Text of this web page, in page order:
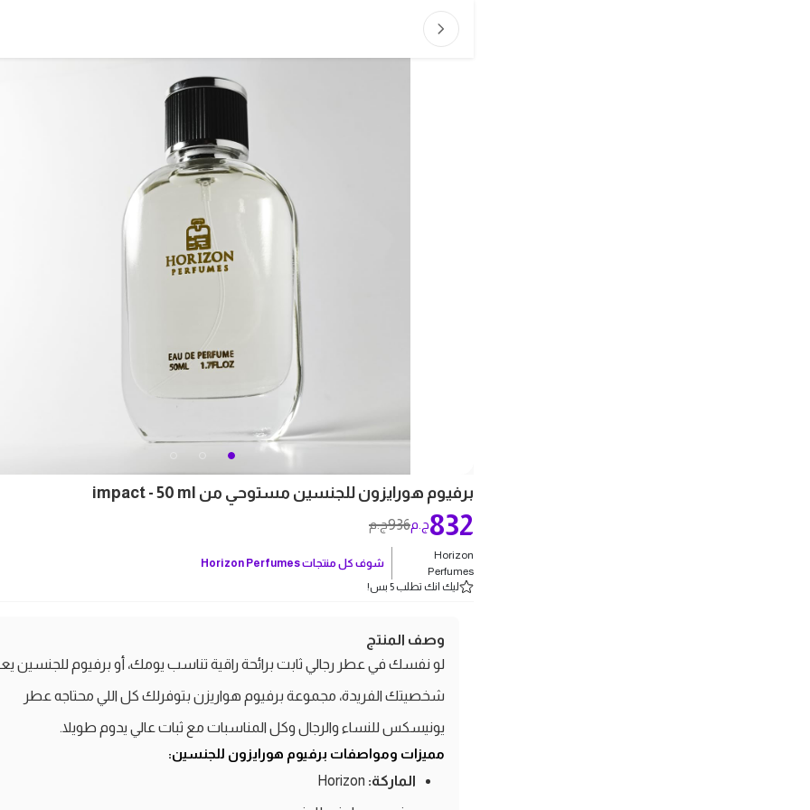
برفيوم هورايزون للجنسين مستوحي من impact - 50 ml
936ج.م 832ج.م
Horizon
Perfumes
شوف كل منتجاتHorizon Perfumes
ليك انك تطلب 5 بس!
وصف المنتج
لو نفسك في عطر رجالي ثابت برائحة راقية تناسب يومك، أو برفيوم للجنسين
شخصيتك الفريدة، مجموعة برفيوم هواريزن بتوفرلك كل اللي محتاجه عطر
يونيسكس للنساء والرجال وكل المناسبات مع ثبات عالي يدوم طويلا.
مميزات ومواصفات برفيوم هورايزون للجنسين:
الماركة: Horizon